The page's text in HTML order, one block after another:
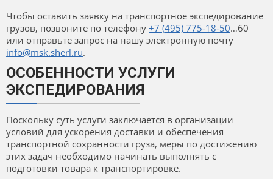
Чтобы оставить заявку на транспортное экспедирование
грузов, позвоните по телефону +7 (495) 775-18-50…60
или отправьте запрос на нашу электронную почту
info@msk.sherl.ru.
ОСОБЕННОСТИ УСЛУГИ
ЭКСПЕДИРОВАНИЯ
Поскольку суть услуги заключается в организации
условий для ускорения доставки и обеспечения
транспортной сохранности груза, меры по достижению
этих задач необходимо начинать выполнять с
подготовки товара к транспортировке.